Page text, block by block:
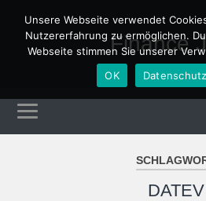
Finance
DATEV
Unsere Webseite verwendet
Nutzererfahrung zu ermöglichen.
Webseite stimmen Sie unserer
OK